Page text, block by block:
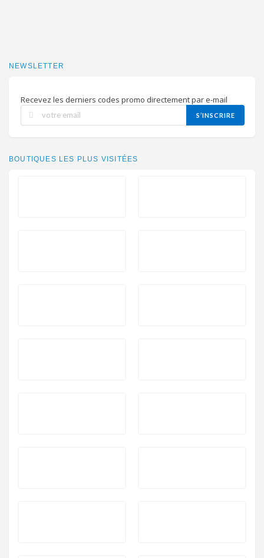
NEWSLETTER
Recevez les derniers codes promo directement par e-mail
S’INSCRIRE
BOUTIQUES LES PLUS VISITÉES